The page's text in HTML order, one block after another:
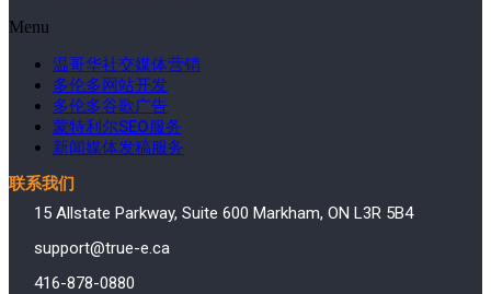
Menu
温哥华社交媒体营销
多伦多网站开发
多伦多谷歌广告
蒙特利尔SEO服务
新闻媒体发稿服务
联系我们
15 Allstate Parkway, Suite 600 Markham, ON L3R 5B4
support@true-e.ca
416-878-0880